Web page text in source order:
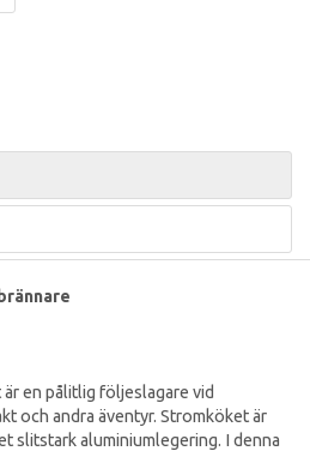
en pålitlig följeslagare vid
och andra äventyr. Stromköket är
slitstark aluminiumlegering. I denna